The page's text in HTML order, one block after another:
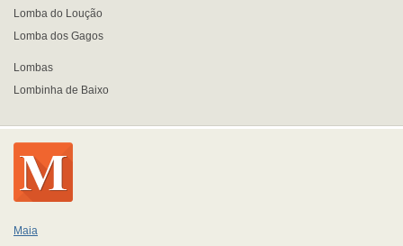
Lomba do Loução
Lomba dos Gagos
Lombas
Lombinha de Baixo
Maia